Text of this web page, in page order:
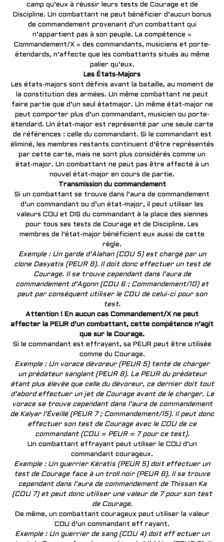
camp qu’eux à réussir leurs tests de Courage et de
Discipline. Un combattant ne peut bénéficier d’aucun bonus
de commandement provenant d’un combattant qui
n’appartient pas à son peuple. La compétence «
Commandement/X » des commandants, musiciens et porte-
étendards, n’affecte que les combattants situés au même
palier qu’eux.
Les États-Majors
Les états-majors sont définis avant la bataille, au moment de
la constitution des armées. Un même combattant ne peut
faire partie que d’un seul étatmajor. Un même état-major ne
peut comporter plus d’un commandant, musicien ou porte-
étendard. Un état-major est représenté par une seule carte
de références : celle du commandant. Si le commandant est
éliminé, les membres restants continuent d’être représentés
par cette carte, mais ne sont plus considérés comme un
état-major. Un combattant ne peut pas être affecté à un
nouvel état-major en cours de partie.
Transmission du commandement
Si un combattant se trouve dans l’aura de commandement
d’un commandant ou d’un état-major, il peut utiliser les
valeurs COU et DIS du commandant à la place des siennes
pour tous ses tests de Courage et de Discipline. Les
membres de l’état-major bénéficient eux aussi de cette
règle.
Exemple : Un garde d’Alahan (COU 5) est chargé par un
clone Dasyatis (PEUR 8). Il doit donc effectuer un test de
Courage. Il se trouve cependant dans l’aura de
commandement d’Agonn (COU 6 ; Commandement/10) et
peut par conséquent utiliser le COU de celui-ci pour son
test.
Attention ! En aucun cas Commandement/X ne peut
affecter la PEUR d’un combattant, cette compétence n’agit
que sur le Courage.
Si le commandant est effrayant, sa PEUR peut être utilisée
comme du Courage.
Exemple : Un vorace dévoreur (PEUR 5) tente de charger
un prédateur sanglant (PEUR 8). La PEUR du prédateur
étant plus élevée que celle du dévoreur, ce dernier doit tout
d’abord effectuer un jet de Courage avant de le charger. Le
vorace se trouve cependant dans l’aura de commandement
de Kalyar l’Éveillé (PEUR 7 ; Commandement/15). Il peut donc
effectuer son test de Courage avec le COU de ce
commandant (COU = PEUR = 7 pour ce test).
Un combattant effrayant peut utiliser le COU d’un
commandant courageux.
Exemple : Un guerrier Kératis (PEUR 5) doit effectuer un
test de Courage face à un troll noir (PEUR 8). Il se trouve
cependant dans l’aura de commandement de Thissan Ka
(COU 7) et peut donc utiliser une valeur de 7 pour son test
de Courage.
De même, un combattant courageux peut utiliser la valeur
COU d’un commandant eff rayant.
Exemple : Un guerrier de sang (COU 4) doit eff ectuer un